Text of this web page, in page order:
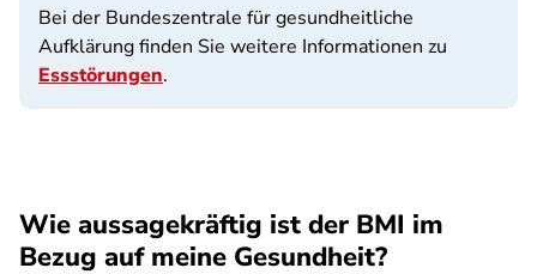
Bei der Bundeszentrale für gesundheitliche
Aufklärung finden Sie weitere Informationen zu
Essstörungen.
Wie aussagekräftig ist der BMI im
Bezug auf meine Gesundheit?